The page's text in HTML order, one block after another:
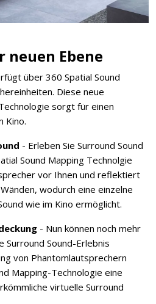
neuen Ebene
über 360 Spatial Sound
Diese neue
sorgt für einen
Kino.
- Erleben Sie Surround Sound
Sound Mapping Technolgie
vor Ihnen und reflektiert
wodurch eine einzelne
wie im Kino ermöglicht.
- Nun können noch mehr
Surround Sound-Erlebnis
von Phantomlautsprechern
Mapping-Technologie eine
virtuelle Surround